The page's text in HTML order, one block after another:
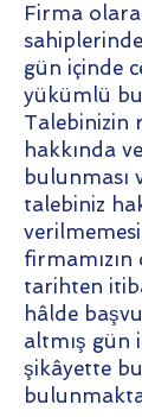
Firma
gün içinde
yükümlü
Talebinizin
hakkında
bulunması
talebiniz
firmamızın
tarihten
hâlde
altmış gün
şikâyette